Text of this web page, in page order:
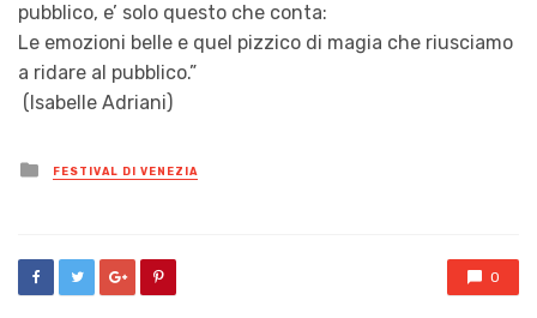
pubblico, e’ solo questo che conta:
Le emozioni belle e quel pizzico di magia che riusciamo
a ridare al pubblico.”
(Isabelle Adriani)
Posted
in
FESTIVAL DI VENEZIA
0